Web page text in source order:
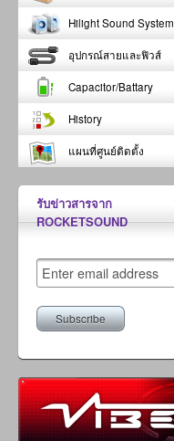
Hilight Sound System
อุปกรณ์สายและฟิวส์
Capacitor/Battary
History
แผนที่ศูนย์ติดตั้ง
รับข่าวสารจาก
ROCKETSOUND